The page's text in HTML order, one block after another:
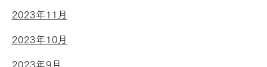
2023年11月
2023年10月
2023年9月